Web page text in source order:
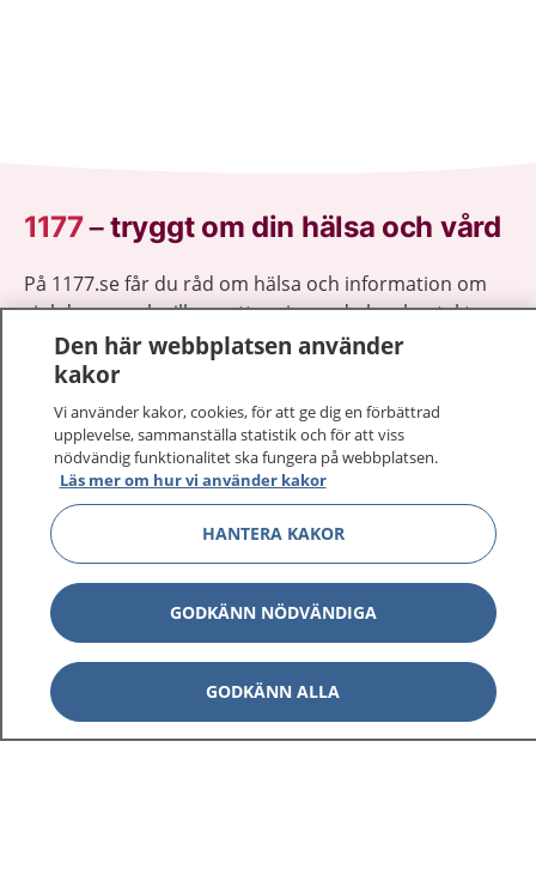
1177–tryggt om din hälsa och vård
På 1177.se får du råd om hälsa och information om
sjukdomar och vilka mottagningar du kan kontakta.
Logga in för att läsa din journal och göra dina
vårdärenden. Ring telefonnummer 1177 för
1177 ger dig råd när du vill må bättre.
1177 på flera språk Visa
Visa
Kontakt Visa
Den här webbplatsen använder
kakor
Vi använder kakor, cookies, för att ge dig en förbättrad
upplevelse, sammanställa statistik och för att viss
nödvändig funktionalitet ska fungera på webbplatsen.
Läs mer om hur vi använder kakor
HANTERA KAKOR
GODKÄNN NÖDVÄNDIGA
GODKÄNN ALLA